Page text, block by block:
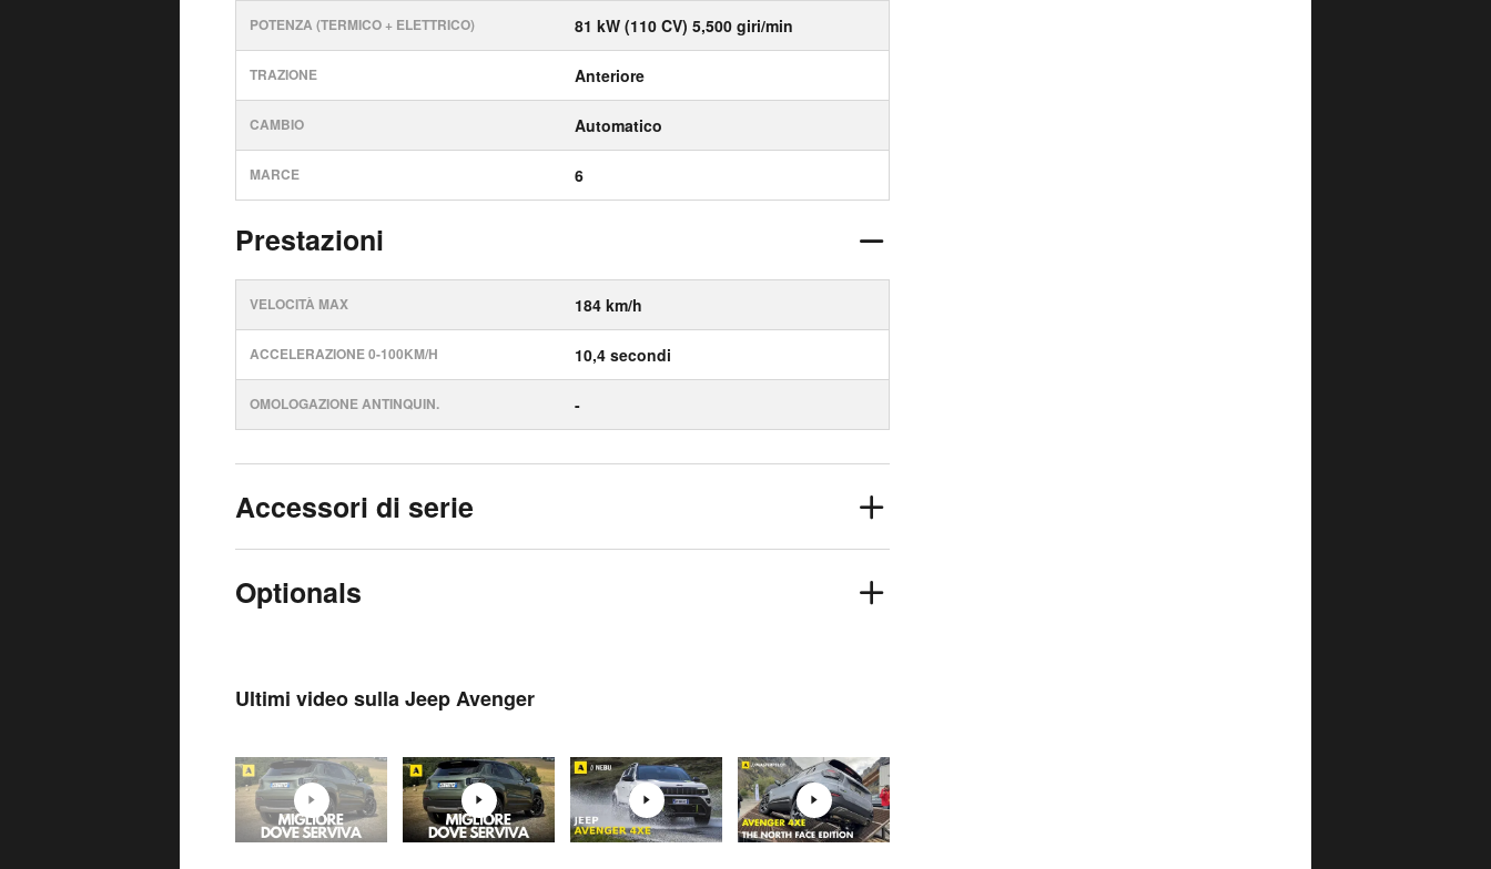
POTENZA (TERMICO + ELETTRICO) 81 kW (110 CV) 5,500 giri/min
TRAZIONE Anteriore
CAMBIO Automatico
MARCE 6
Prestazioni
VELOCITÀ MAX 184 km/h
ACCELERAZIONE 0-100KM/H 10,4 secondi
OMOLOGAZIONE ANTINQUIN. -
Accessori di serie
Optionals
Ultimi video sulla Jeep Avenger